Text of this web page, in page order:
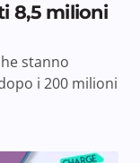
8,5 milioni
stanno
i 200 milioni